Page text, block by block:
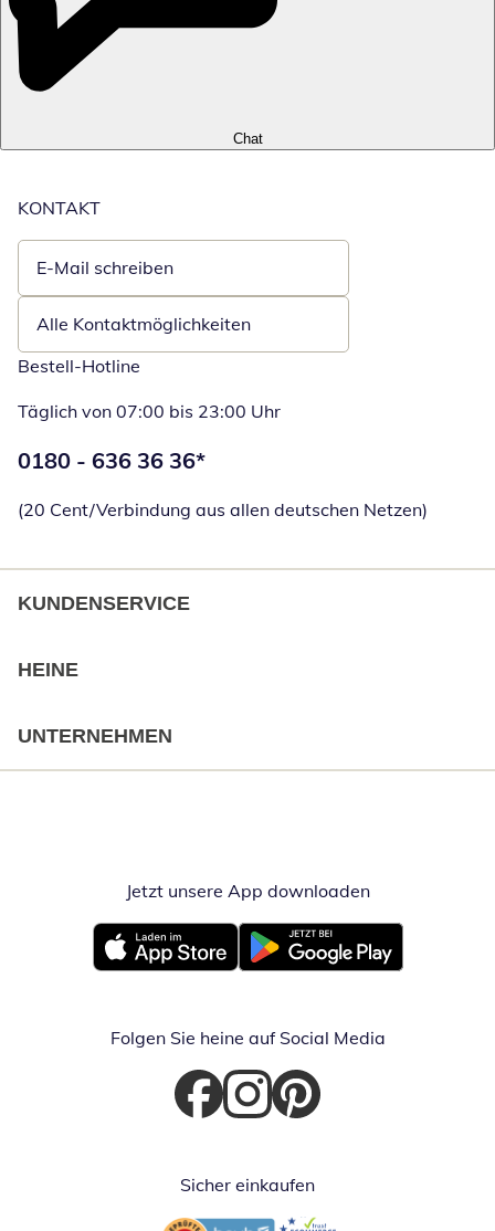
Chat
KONTAKT
E-Mail schreiben
Öffnet E-Mail-Client
Alle Kontaktmöglichkeiten
Bestell-Hotline
Täglich von 07:00 bis 23:00 Uhr
Telefonnummer:
0180 - 636 36 36*
(20 Cent/Verbindung aus allen deutschen Netzen)
KUNDENSERVICE
HEINE
UNTERNEHMEN
Jetzt unsere App downloadenÖffnet in
Öffnet in neuem FensterÖffnet in neuem Fenster
Folgen Sie heine auf Social Media
Öffnet in neuem Fenster
Öffnet in neuem Fenster
Öffnet in neuem Fenster
Sicher einkaufen